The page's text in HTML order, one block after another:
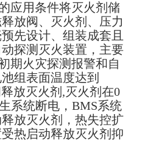
应用条件将灭火剂储
放阀、灭火剂、压力
先设计、组装成套且
探测灭火装置，主要
期火灾探测报警和自
组表面温度达到
放灭火剂 ,灭火剂在0
系统断电，BMS系统
放灭火剂，热失控扩
热启动释放灭火剂抑